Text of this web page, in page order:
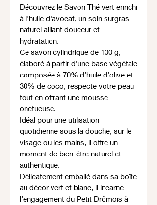
Découvrez le Savon Thé vert enrichi
à l'huile d'avocat, un soin surgras
naturel alliant douceur et
hydratation.
Ce savon cylindrique de 100 g,
élaboré à partir d’une base végétale
composée à 70% d’huile d’olive et
30% de coco, respecte votre peau
tout en offrant une mousse
onctueuse.
Idéal pour une utilisation
quotidienne sous la douche, sur le
visage ou les mains, il offre un
moment de bien-être naturel et
authentique.
Délicatement emballé dans sa boîte
au décor vert et blanc, il incarne
l’engagement du Petit Drômois à